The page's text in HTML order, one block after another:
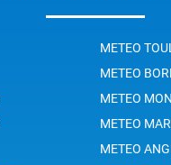
METEO
METEO
METEO
METEO
METEO